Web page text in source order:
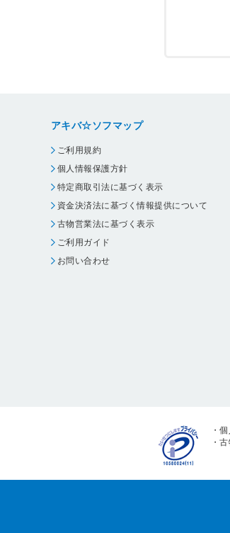
アキバ☆ソフマップ
ご利用規約
個人情報保護方針
特定商取引法に基づく表示
資金決済法に基づく情報提供について
古物営業法に基づく表示
ご利用ガイド
お問い合わせ
・
・